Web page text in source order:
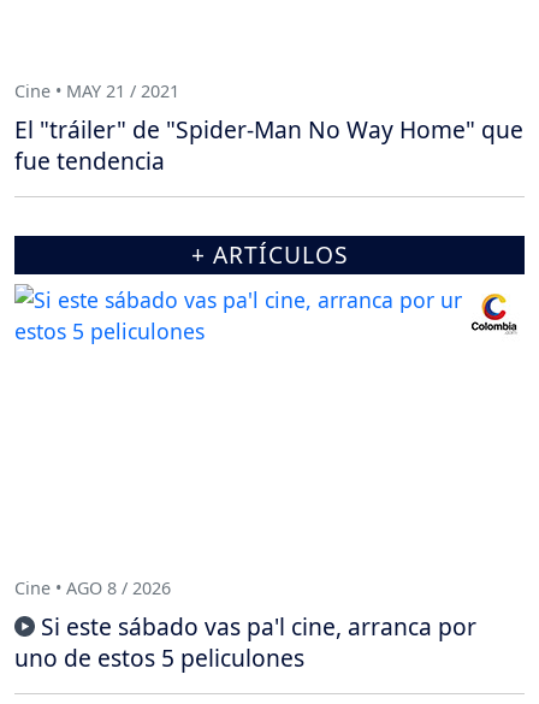
Cine • MAY 21 / 2021
El "tráiler" de "Spider-Man No Way Home" que
fue tendencia
+ ARTÍCULOS
Cine • AGO 8 / 2026
Si este sábado vas pa'l cine, arranca por
uno de estos 5 peliculones